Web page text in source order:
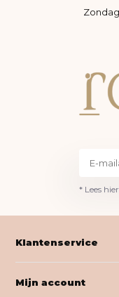
Zondag
* Lees
Klantenservice
Mijn account